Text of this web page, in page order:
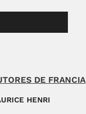
DE FRANCIA
HENRI